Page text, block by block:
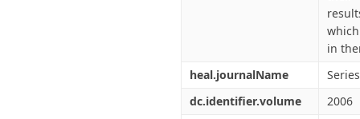
in
heal.journalName
dc.identifier.volume
2006